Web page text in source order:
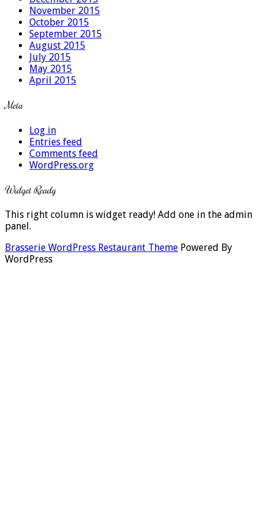
November 2015
October 2015
September 2015
August 2015
July 2015
May 2015
April 2015
Meta
Log in
Entries feed
Comments feed
WordPress.org
Widget Ready
This right column is widget ready! Add one in the admin
panel.
Brasserie WordPress Restaurant Theme Powered By
WordPress